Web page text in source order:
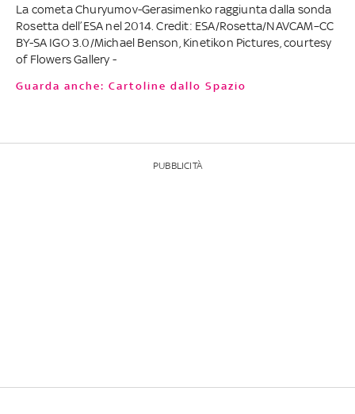
La cometa Churyumov-Gerasimenko raggiunta dalla sonda
Rosetta dell’ESA nel 2014. Credit: ESA/Rosetta/NAVCAM–CC
BY-SA IGO 3.0/Michael Benson, Kinetikon Pictures, courtesy
of Flowers Gallery -
Guarda anche: Cartoline dallo Spazio
PUBBLICITÀ